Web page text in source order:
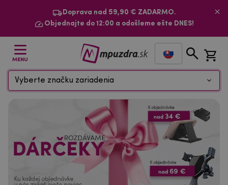
Doprava nad 59,90 € ZADARMO.
Objednajte do 12:00 a odošleme ešte DNES!
MENU
Vyberte značku zariadenia